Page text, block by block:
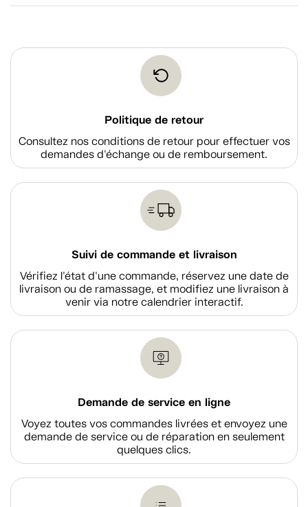
Politique de retour
Consultez nos conditions de retour pour effectuer vos
demandes d'échange ou de remboursement.
Suivi de commande et livraison
Vérifiez l'état d'une commande, réservez une date de
livraison ou de ramassage, et modifiez une livraison à
venir via notre calendrier interactif.
Demande de service en ligne
Voyez toutes vos commandes livrées et envoyez une
demande de service ou de réparation en seulement
quelques clics.